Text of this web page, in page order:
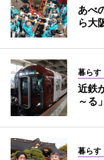
あべ
ら大
暮らす
近鉄
～る
暮らす